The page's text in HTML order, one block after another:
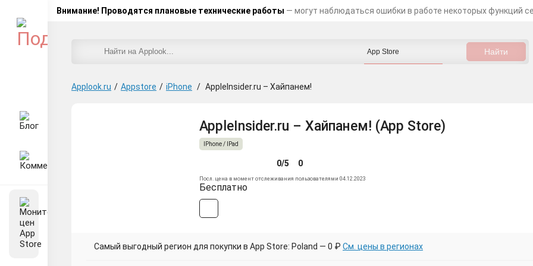
Внимание! Проводятся плановые технические работы — могут наблюдаться ошибки в работе некоторых функций
Applook.ru / Appstore / iPhone / AppleInsider.ru – Хайпанем!
AppleInsider.ru – Хайпанем! (App Store)
IPhone / IPad
0/5 0
Посл. цена в момент отслеживания пользователями 04.12.2023
Бесплатно
Самый выгодный регион для покупки в App Store: Poland — 0 ₽ См. цены в регионах